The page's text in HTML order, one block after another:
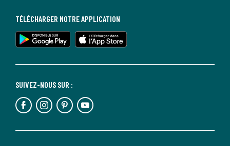
SUIVEZ-NOUS SUR :
TÉLÉCHARGER NOTRE APPLICATION